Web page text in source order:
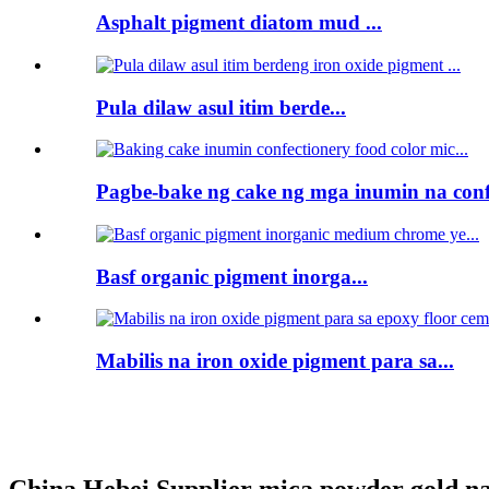
Asphalt pigment diatom mud ...
Pula dilaw asul itim berde...
Pagbe-bake ng cake ng mga inumin na
Basf organic pigment inorga...
Mabilis na iron oxide pigment para sa...